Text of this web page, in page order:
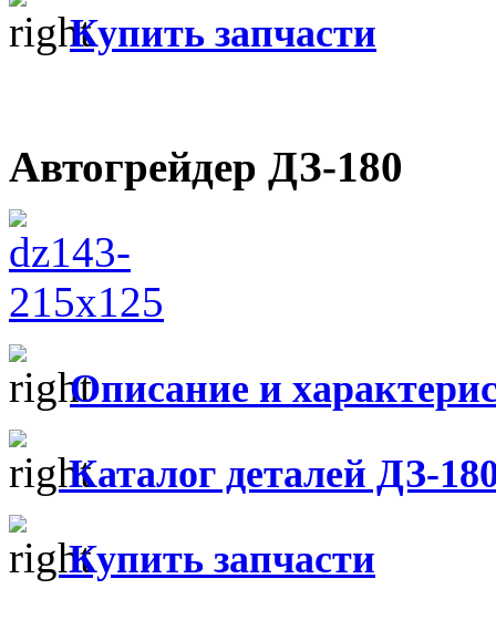
Купить запчасти
Автогрейдер ДЗ-180
Описание и
Каталог деталей ДЗ-
Купить запчасти